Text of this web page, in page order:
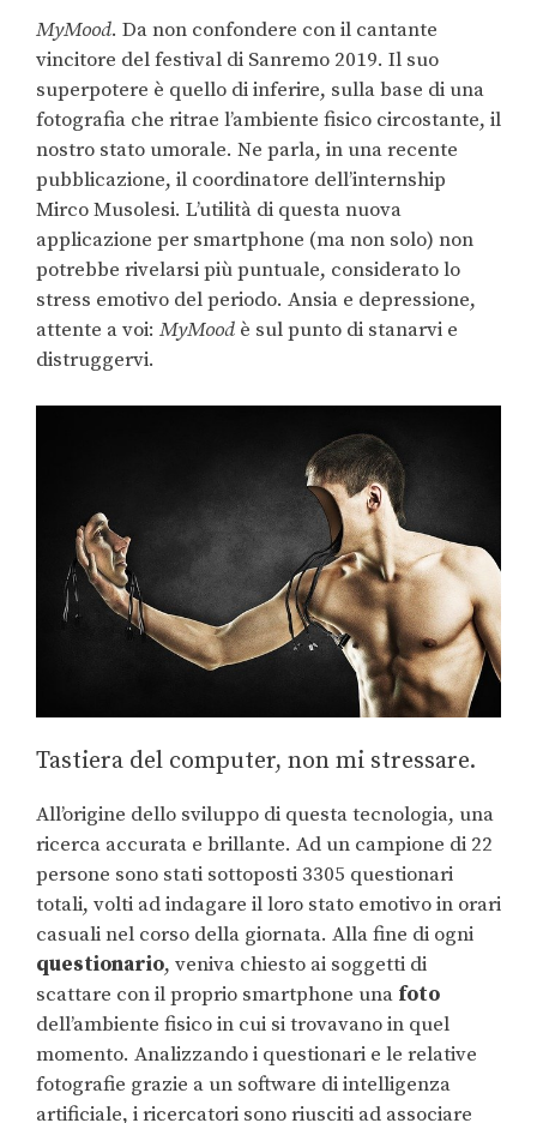
MyMood. Da non confondere con il cantante
vincitore del festival di Sanremo 2019. Il suo
superpotere è quello di inferire, sulla base di una
fotografia che ritrae l’ambiente fisico circostante, il
nostro stato umorale. Ne parla, in una recente
pubblicazione, il coordinatore dell’internship
Mirco Musolesi. L’utilità di questa nuova
applicazione per smartphone (ma non solo) non
potrebbe rivelarsi più puntuale, considerato lo
stress emotivo del periodo. Ansia e depressione,
attente a voi: MyMood è sul punto di stanarvi e
distruggervi.
Tastiera del computer, non mi stressare.
All’origine dello sviluppo di questa tecnologia, una
ricerca accurata e brillante. Ad un campione di 22
persone sono stati sottoposti 3305 questionari
totali, volti ad indagare il loro stato emotivo in orari
casuali nel corso della giornata. Alla fine di ogni
questionario, veniva chiesto ai soggetti di
scattare con il proprio smartphone una foto
dell’ambiente fisico in cui si trovavano in quel
momento. Analizzando i questionari e le relative
fotografie grazie a un software di intelligenza
artificiale, i ricercatori sono riusciti ad associare